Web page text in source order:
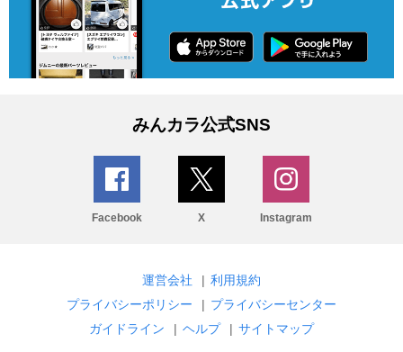
みんカラ公式SNS
Facebook X Instagram
運営会社 | 利用規約
プライバシーポリシー
| プライバシーセンター
ガイドライン
| ヘルプ | サイトマップ